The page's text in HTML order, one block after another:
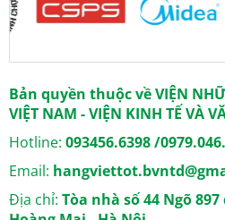
Bản quyền thuộc về VIỆN
VIỆT NAM - VIỆN KINH TẾ VÀ
Hotline: 093456.6398 /
Email:
Địa chỉ: Tòa nhà số 44 Ngõ